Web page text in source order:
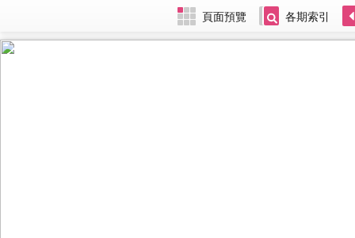
頁面預覽 各期索引